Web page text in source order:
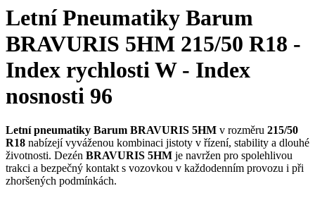
Letní Pneumatiky Barum
BRAVURIS 5HM 215/50 R18 -
Index rychlosti W - Index
nosnosti 96
Letní pneumatiky Barum BRAVURIS 5HM v rozměru 215/50
R18 nabízejí vyváženou kombinaci jistoty v řízení, stability a dlouhé
životnosti. Dezén BRAVURIS 5HM je navržen pro spolehlivou
trakci a bezpečný kontakt s vozovkou v každodenním provozu i při
zhoršených podmínkách.